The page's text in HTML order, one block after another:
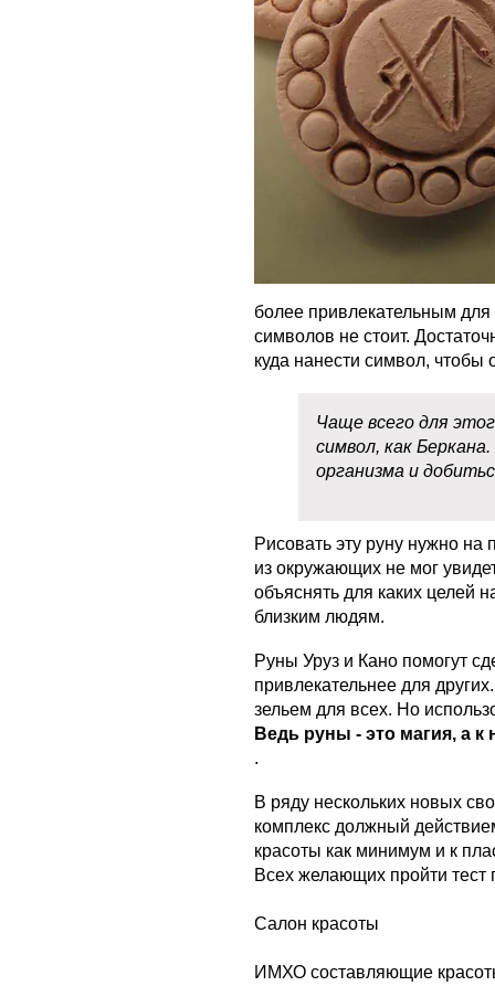
более привлекательным
символов не стоит.
куда нанести символ, чтобы
Чаще всего для
символ, как
организма и
Рисовать эту руну нужно на
из окружающих не мог
объяснять для каких целей
близким людям.
Руны Уруз и Кано помогут
привлекательнее для
зельем для всех. Но
Ведь руны - это магия, а к
.
В ряду нескольких новых
комплекс должный
красоты как минимум и к
Всех желающих пройти тест
Салон красоты
ИМХО составляющие